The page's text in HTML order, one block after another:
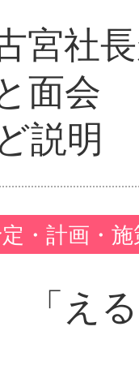
宮社
面会
説明
・計画・
「え